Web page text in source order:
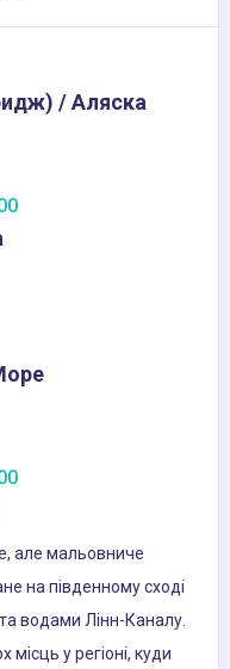
/ Аляска
але мальовниче
на південному сході
водами Лінн-Каналу.
місць у регіоні, куди